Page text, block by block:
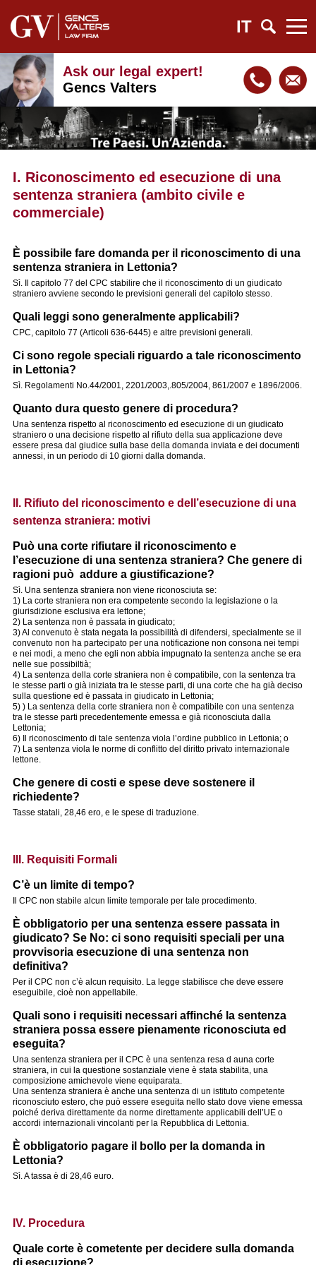
IT
Ask our legal expert!
Gencs Valters
I. Riconoscimento ed esecuzione di una
sentenza straniera (ambito civile e
commerciale)
È possibile fare domanda per il riconoscimento di una
sentenza straniera in Lettonia?
Sì. Il capitolo 77 del CPC stabilire che il riconoscimento di un giudicato
straniero avviene secondo le previsioni generali del capitolo stesso.
Quali leggi sono generalmente applicabili?
CPC, capitolo 77 (Articoli 636-6445) e altre previsioni generali.
Ci sono regole speciali riguardo a tale riconoscimento
in Lettonia?
Sì. Regolamenti No.44/2001, 2201/2003,.805/2004, 861/2007 e 1896/2006.
Quanto dura questo genere di procedura?
Una sentenza rispetto al riconoscimento ed esecuzione di un giudicato
straniero o una decisione rispetto al rifiuto della sua applicazione deve
essere presa dal giudice sulla base della domanda inviata e dei documenti
annessi, in un periodo di 10 giorni dalla domanda.
II. Rifiuto del riconoscimento e dell’esecuzione di una
sentenza straniera: motivi
Può una corte rifiutare il riconoscimento e
l’esecuzione di una sentenza straniera? Che genere di
ragioni può addure a giustificazione?
Sì. Una sentenza straniera non viene riconosciuta se:
1) La corte straniera non era competente secondo la legislazione o la
giurisdizione esclusiva era lettone;
2) La sentenza non è passata in giudicato;
3) Al convenuto è stata negata la possibilità di difendersi, specialmente se il
convenuto non ha partecipato per una notificazione non consona nei tempi
e nei modi, a meno che egli non abbia impugnato la sentenza anche se era
nelle sue possibiltià;
4) La sentenza della corte straniera non è compatibile, con la sentenza tra
le stesse parti o già iniziata tra le stesse parti, di una corte che ha già deciso
sulla questione ed è passata in giudicato in Lettonia;
5) ) La sentenza della corte straniera non è compatibile con una sentenza
tra le stesse parti precedentemente emessa e già riconosciuta dalla
Lettonia;
6) Il riconoscimento di tale sentenza viola l’ordine pubblico in Lettonia; o
7) La sentenza viola le norme di conflitto del diritto privato internazionale
lettone.
Che genere di costi e spese deve sostenere il
richiedente?
Tasse statali, 28,46 ero, e le spese di traduzione.
III. Requisiti Formali
C’è un limite di tempo?
Il CPC non stabile alcun limite temporale per tale procedimento.
È obbligatorio per una sentenza essere passata in
giudicato? Se No: ci sono requisiti speciali per una
provvisoria esecuzione di una sentenza non
definitiva?
Per il CPC non c’è alcun requisito. La legge stabilisce che deve essere
eseguibile, cioè non appellabile.
Quali sono i requisiti necessari affinché la sentenza
straniera possa essere pienamente riconosciuta ed
eseguita?
Una sentenza straniera per il CPC è una sentenza resa d auna corte
straniera, in cui la questione sostanziale viene è stata stabilita, una
composizione amichevole viene equiparata.
Una sentenza straniera è anche una sentenza di un istituto competente
riconosciuto estero, che può essere eseguita nello stato dove viene emessa
poiché deriva direttamente da norme direttamente applicabili dell’UE o
accordi internazionali vincolanti per la Repubblica di Lettonia.
È obbligatorio pagare il bollo per la domanda in
Lettonia?
Sì. A tassa è di 28,46 euro.
IV. Procedura
Quale corte è cometente per decidere sulla domanda
di esecuzione?